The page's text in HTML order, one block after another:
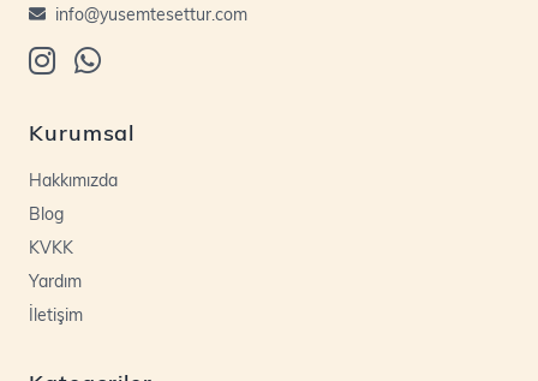
info@yusemtesettur.com
Kurumsal
Hakkımızda
Blog
KVKK
Yardım
İletişim